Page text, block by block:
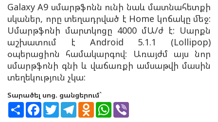
Galaxy A9 սմարթֆոնն ունի նաև մատնահետքի
սկաներ, որը տեղադրված է Home կոճակը մեջ:
Սմարթֆոնի մարտկոցը 4000 մԱ/ժ է: Սարքն
աշխատում է Android 5.1.1 (Lollipop)
օպերացիոն համակարգով: Առայժմ այս նոր
սմարթֆոնի գնի և վաճառքի ամսաթվի մասին
տեղեկություն չկա:
Տարածել սոց. ցանցերում`
S
F
T
w
T
O
W